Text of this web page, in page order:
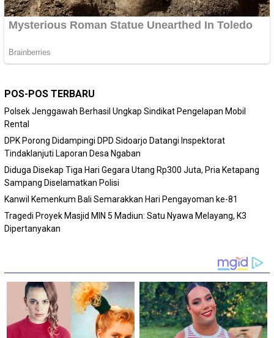
POS-POS TERBARU
Polsek Jenggawah Berhasil Ungkap Sindikat Pengelapan Mobil
Rental
DPK Porong Didampingi DPD Sidoarjo Datangi Inspektorat
Tindaklanjuti Laporan Desa Ngaban
Diduga Disekap Tiga Hari Gegara Utang Rp300 Juta, Pria Ketapang
Sampang Diselamatkan Polisi
Kanwil Kemenkum Bali Semarakkan Hari Pengayoman ke-81
Tragedi Proyek Masjid MIN 5 Madiun: Satu Nyawa Melayang, K3
Dipertanyakan